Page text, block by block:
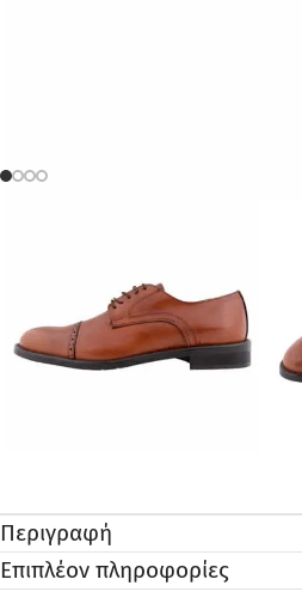
Περιγραφή
Επιπλέον πληροφορίες